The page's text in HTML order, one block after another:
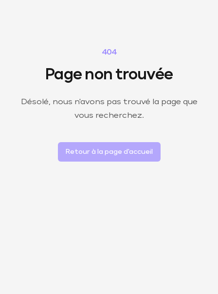
404
Page non trouvée
Désolé, nous n'avons pas trouvé la page que
vous recherchez.
Retour à la page d'accueil